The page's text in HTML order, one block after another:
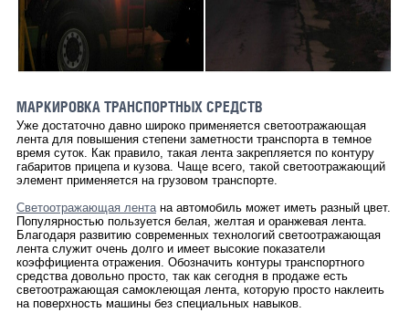
МАРКИРОВКА ТРАНСПОРТНЫХ СРЕДСТВ
Уже достаточно давно широко применяется светоотражающая
лента для повышения степени заметности транспорта в темное
время суток. Как правило, такая лента закрепляется по контуру
габаритов прицепа и кузова. Чаще всего, такой светоотражающий
элемент применяется на грузовом транспорте.
Светоотражающая лентана автомобиль может иметь разный цвет.
Популярностью пользуется белая, желтая и оранжевая лента.
Благодаря развитию современных технологий светоотражающая
лента служит очень долго и имеет высокие показатели
коэффициента отражения. Обозначить контуры транспортного
средства довольно просто, так как сегодня в продаже есть
светоотражающая самоклеющая лента, которую просто наклеить
на поверхность машины без специальных навыков.